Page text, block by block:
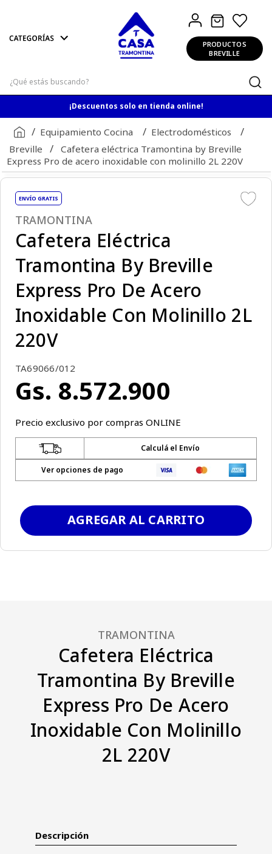
PRODUCTOS
BREVILLE
¡Descuentos solo en tienda online!
Equipamiento Cocina
Electrodomésticos
Breville
Cafetera eléctrica Tramontina by Breville
Express Pro de acero inoxidable con molinillo 2L 220V
ENVÍO GRATIS
TRAMONTINA
Cafetera Eléctrica
Tramontina By Breville
Express Pro De Acero
Inoxidable Con Molinillo 2L
220V
TA69066/012
Gs. 8.572.900
Precio exclusivo por compras ONLINE
Calculá el Envío
Ver opciones de pago
AGREGAR AL CARRITO
TRAMONTINA
Cafetera Eléctrica
Tramontina By Breville
Express Pro De Acero
Inoxidable Con Molinillo
2L 220V
Descripción